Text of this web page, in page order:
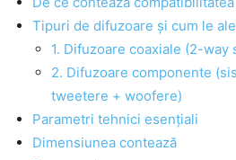
Tipuri de difuzoare și cum le
1. Difuzoare coaxiale (2-way
2. Difuzoare componente
tweetere + woofere)
Parametri tehnici esențiali
Dimensiunea contează